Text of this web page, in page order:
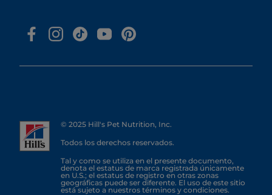
© 2025 Hill's Pet Nutrition, Inc.
Todos los derechos reservados.
Tal y como se utiliza en el presente documento,
denota el estatus de marca registrada únicamente
en U.S.; el estatus de registro en otras zonas
geográficas puede ser diferente. El uso de este sitio
está sujeto a nuestros términos y condiciones.